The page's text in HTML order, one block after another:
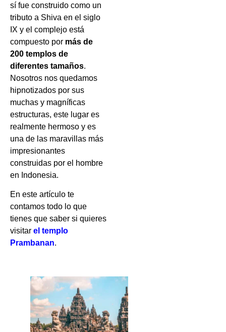
sí fue construido como un
tributo a Shiva en el siglo
IX y el complejo está
compuesto por más de
200 templos de
diferentes tamaños.
Nosotros nos quedamos
hipnotizados por sus
muchas y magníficas
estructuras, este lugar es
realmente hermoso y es
una de las maravillas más
impresionantes
construidas por el hombre
en Indonesia.
En este artículo te
contamos todo lo que
tienes que saber si quieres
visitar el templo
Prambanan.